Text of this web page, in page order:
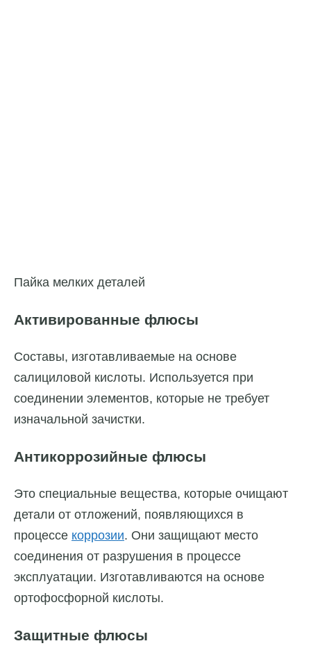
Пайка мелких деталей
Активированные флюсы
Составы, изготавливаемые на основе
салициловой кислоты. Используется при
соединении элементов, которые не требует
изначальной зачистки.
Антикоррозийные флюсы
Это специальные вещества, которые очищают
детали от отложений, появляющихся в
процессе коррозии. Они защищают место
соединения от разрушения в процессе
эксплуатации. Изготавливаются на основе
ортофосфорной кислоты.
Защитные флюсы